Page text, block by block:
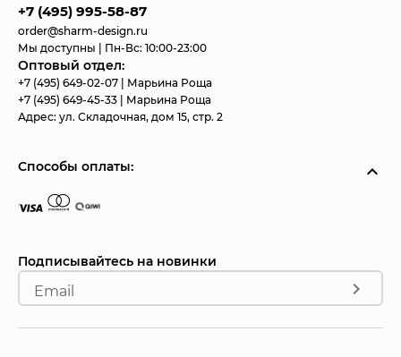
+7 (495) 995-58-87
order@sharm-design.ru
Мы доступны | Пн-Вс: 10:00-23:00
Оптовый отдел:
+7 (495) 649-02-07 | Марьина Роща
+7 (495) 649-45-33 | Марьина Роща
Адрес: ул. Складочная, дом 15, стр. 2
Способы оплаты:
Подписывайтесь на новинки
Email